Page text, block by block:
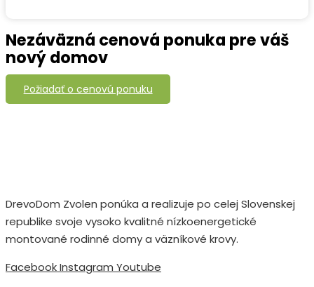
Nezáväzná cenová ponuka pre váš
nový domov
Požiadať o cenovú ponuku
DrevoDom Zvolen ponúka a realizuje po celej Slovenskej
republike svoje vysoko kvalitné nízkoenergetické
montované rodinné domy a väzníkové krovy.
FacebookInstagram Youtube